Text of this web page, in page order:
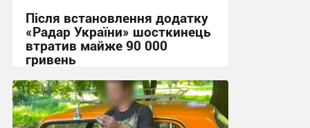
Після встановлення додатку
«Радар України» шосткинець
втратив майже 90 000
гривень
11:44, 7.08.2026